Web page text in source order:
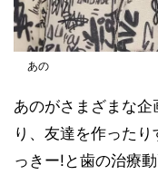
あの
あのがさまざまな
り、友達を作った
っきー!と歯の治療